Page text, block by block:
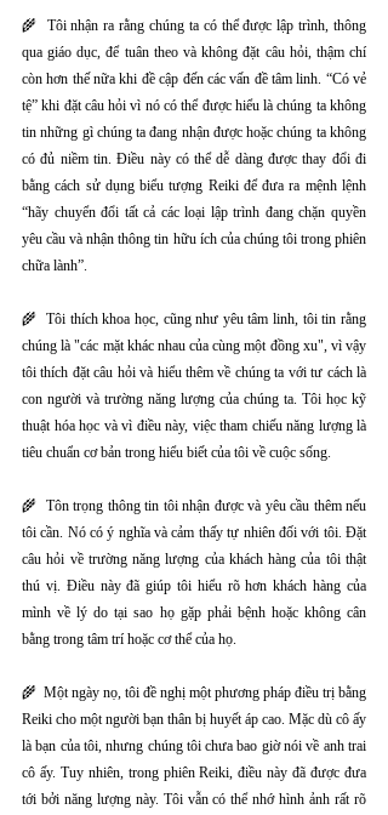
🌾  Tôi nhận ra rằng chúng ta có thể được lập trình, thông
qua giáo dục, để tuân theo và không đặt câu hỏi, thậm chí
còn hơn thế nữa khi đề cập đến các vấn đề tâm linh. “Có vẻ
tệ” khi đặt câu hỏi vì nó có thể được hiểu là chúng ta không
tin những gì chúng ta đang nhận được hoặc chúng ta không
có đủ niềm tin. Điều này có thể dễ dàng được thay đổi đi
bằng cách sử dụng biểu tượng Reiki để đưa ra mệnh lệnh
“hãy chuyển đổi tất cả các loại lập trình đang chặn quyền
yêu cầu và nhận thông tin hữu ích của chúng tôi trong phiên
chữa lành”.
🌾  Tôi thích khoa học, cũng như yêu tâm linh, tôi tin rằng
chúng là "các mặt khác nhau của cùng một đồng xu", vì vậy
tôi thích đặt câu hỏi và hiểu thêm về chúng ta với tư cách là
con người và trường năng lượng của chúng ta. Tôi học kỹ
thuật hóa học và vì điều này, việc tham chiếu năng lượng là
tiêu chuẩn cơ bản trong hiểu biết của tôi về cuộc sống.
🌾  Tôn trọng thông tin tôi nhận được và yêu cầu thêm nếu
tôi cần. Nó có ý nghĩa và cảm thấy tự nhiên đối với tôi. Đặt
câu hỏi về trường năng lượng của khách hàng của tôi thật
thú vị. Điều này đã giúp tôi hiểu rõ hơn khách hàng của
mình về lý do tại sao họ gặp phải bệnh hoặc không cân
bằng trong tâm trí hoặc cơ thể của họ.
🌾  Một ngày nọ, tôi đề nghị một phương pháp điều trị bằng
Reiki cho một người bạn thân bị huyết áp cao. Mặc dù cô ấy
là bạn của tôi, nhưng chúng tôi chưa bao giờ nói về anh trai
cô ấy. Tuy nhiên, trong phiên Reiki, điều này đã được đưa
tới bởi năng lượng này. Tôi vẫn có thể nhớ hình ảnh rất rõ